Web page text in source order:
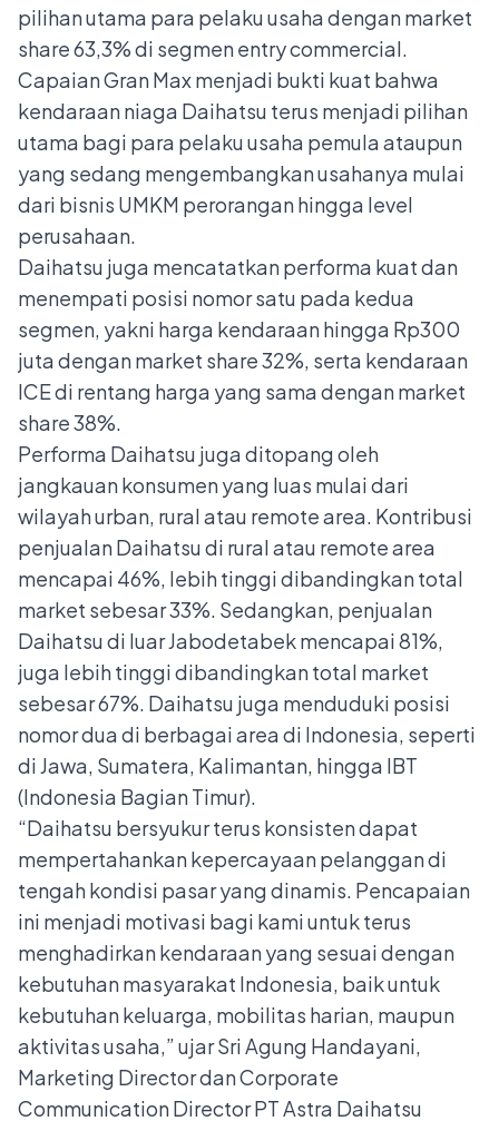
pilihan utama para pelaku usaha dengan market
share 63,3% di segmen entry commercial.
Capaian Gran Max menjadi bukti kuat bahwa
kendaraan niaga Daihatsu terus menjadi pilihan
utama bagi para pelaku usaha pemula ataupun
yang sedang mengembangkan usahanya mulai
dari bisnis UMKM perorangan hingga level
perusahaan.
Daihatsu juga mencatatkan performa kuat dan
menempati posisi nomor satu pada kedua
segmen, yakni harga kendaraan hingga Rp300
juta dengan market share 32%, serta kendaraan
ICE di rentang harga yang sama dengan market
share 38%.
Performa Daihatsu juga ditopang oleh
jangkauan konsumen yang luas mulai dari
wilayah urban, rural atau remote area. Kontribusi
penjualan Daihatsu di rural atau remote area
mencapai 46%, lebih tinggi dibandingkan total
market sebesar 33%. Sedangkan, penjualan
Daihatsu di luar Jabodetabek mencapai 81%,
juga lebih tinggi dibandingkan total market
sebesar 67%. Daihatsu juga menduduki posisi
nomor dua di berbagai area di Indonesia, seperti
di Jawa, Sumatera, Kalimantan, hingga IBT
(Indonesia Bagian Timur).
“Daihatsu bersyukur terus konsisten dapat
mempertahankan kepercayaan pelanggan di
tengah kondisi pasar yang dinamis. Pencapaian
ini menjadi motivasi bagi kami untuk terus
menghadirkan kendaraan yang sesuai dengan
kebutuhan masyarakat Indonesia, baik untuk
kebutuhan keluarga, mobilitas harian, maupun
aktivitas usaha,” ujar Sri Agung Handayani,
Marketing Director dan Corporate
Communication Director PT Astra Daihatsu